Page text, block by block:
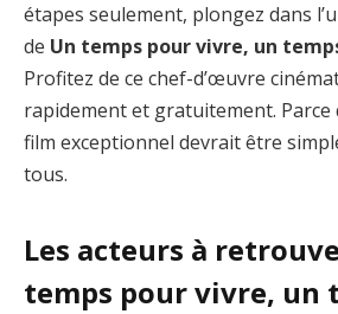
étapes seulement, plongez dans
de Un temps pour vivre, un
Profitez de ce chef-d’œuvre
rapidement et gratuitement. Parce
film exceptionnel devrait être
tous.
Les acteurs à
temps pour vivre, un